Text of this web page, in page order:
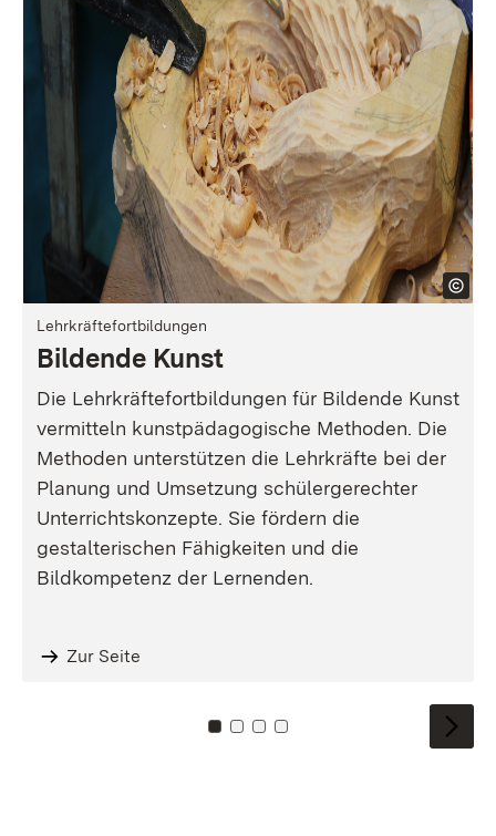
Lehrkräftefortbildungen
Bildende Kunst
Die Lehrkräftefortbildungen für Bildende Kunst
vermitteln kunstpädagogische Methoden. Die
Methoden unterstützen die Lehrkräfte bei der
Planung und Umsetzung schülergerechter
Unterrichtskonzepte. Sie fördern die
gestalterischen Fähigkeiten und die
Bildkompetenz der Lernenden.
Zur Seite
To card: 0
To card: 1
To card: 2
To card: 3